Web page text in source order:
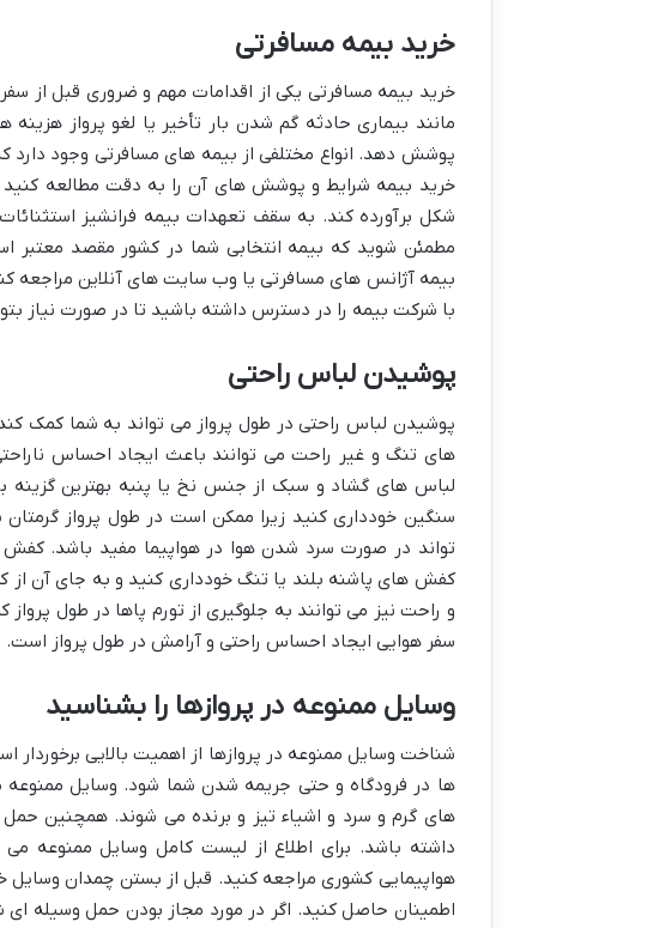
خرید بیمه مسافرتی
خرید بیمه مسافرتی یکی از اقدامات مهم و ضروری قبل از
مانند بیماری حادثه گم شدن بار تأخیر یا لغو پرواز
پوشش دهد. انواع مختلفی از بیمه های مسافرتی وجود دارد
خرید بیمه شرایط و پوشش های آن را به دقت مطالعه کنید
شکل برآورده کند. به سقف تعهدات بیمه فرانشیز
مطمئن شوید که بیمه انتخابی شما در کشور مقصد معتبر
بیمه آژانس های مسافرتی یا وب سایت های آنلاین مراجعه
با شرکت بیمه را در دسترس داشته باشید تا در صورت نیاز
پوشیدن لباس راحتی
پوشیدن لباس راحتی در طول پرواز می تواند به شما کمک
های تنگ و غیر راحت می توانند باعث ایجاد احساس
لباس های گشاد و سبک از جنس نخ یا پنبه بهترین
سنگین خودداری کنید زیرا ممکن است در طول پرواز
تواند در صورت سرد شدن هوا در هواپیما مفید باشد.
کفش های پاشنه بلند یا تنگ خودداری کنید و به جای آن
و راحت نیز می توانند به جلوگیری از تورم پاها در طول
سفر هوایی ایجاد احساس راحتی و آرامش در طول پرواز است.
وسایل ممنوعه در پروازها را بشناسید
شناخت وسایل ممنوعه در پروازها از اهمیت بالایی
ها در فرودگاه و حتی جریمه شدن شما شود. وسایل ممنوعه
های گرم و سرد و اشیاء تیز و برنده می شوند. همچنین
داشته باشد. برای اطلاع از لیست کامل وسایل ممنوعه
هواپیمایی کشوری مراجعه کنید. قبل از بستن چمدان
اطمینان حاصل کنید. اگر در مورد مجاز بودن حمل وسیله ای